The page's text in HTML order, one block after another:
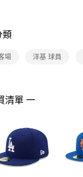
類
場 洋基 球員
清單 一